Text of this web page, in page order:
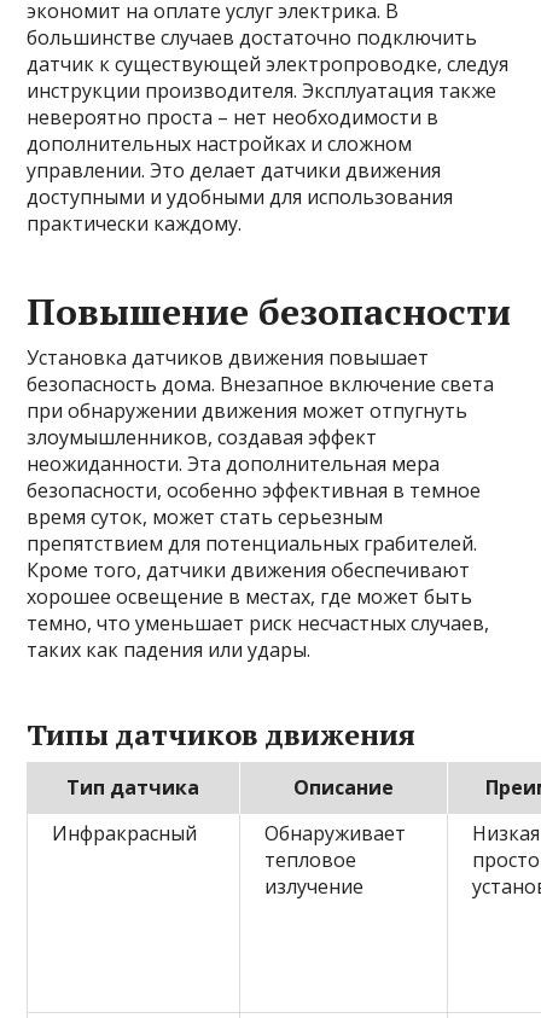
экономит на оплате услуг электрика. В
большинстве случаев достаточно подключить
датчик к существующей электропроводке, следуя
инструкции производителя. Эксплуатация также
невероятно проста – нет необходимости в
дополнительных настройках и сложном
управлении. Это делает датчики движения
доступными и удобными для использования
практически каждому.
Повышение безопасности
Установка датчиков движения повышает
безопасность дома. Внезапное включение света
при обнаружении движения может отпугнуть
злоумышленников, создавая эффект
неожиданности. Эта дополнительная мера
безопасности, особенно эффективная в темное
время суток, может стать серьезным
препятствием для потенциальных грабителей.
Кроме того, датчики движения обеспечивают
хорошее освещение в местах, где может быть
темно, что уменьшает риск несчастных случаев,
таких как падения или удары.
Типы датчиков движения
Тип датчика Описание
Инфракрасный
Обнаруживает
тепловое
излучение